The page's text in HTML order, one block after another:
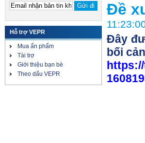
Hỗ trợ VEPR
Mua ấn phẩm
Tài trợ
Giới thiệu bạn bè
Theo dấu VEPR
Đề
Đây
bối